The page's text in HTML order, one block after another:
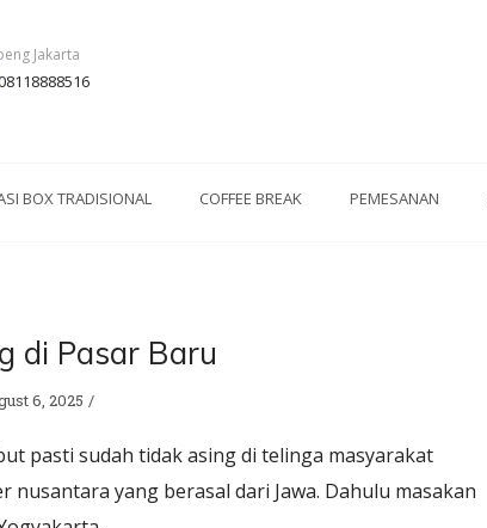
BOX TRADISIONAL COFFEE BREAK PEMESANAN
di Pasar Baru
6, 2025
pasti sudah tidak asing di telinga masyarakat
yang berasal dari Jawa. Dahulu masakan